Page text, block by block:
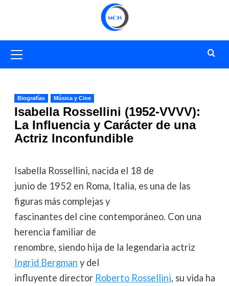
primario
Biografías Música y Cine
Isabella Rossellini (1952-VVVV):
La Influencia y Carácter de una
Actriz Inconfundible
Isabella Rossellini, nacida el 18 de
junio de 1952 en Roma, Italia, es una de las
figuras más complejas y
fascinantes del cine contemporáneo. Con una
herencia familiar de
renombre, siendo hija de la legendaria actriz
Ingrid Bergman y del
influyente director Roberto Rossellini, su vida ha